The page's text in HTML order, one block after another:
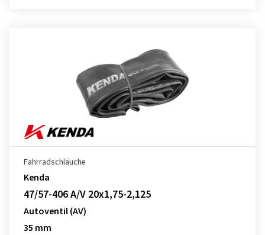
Fahrradschläuche
Kenda
47/57-406 A/V 20x1,75-2,125
Autoventil (AV)
35 mm